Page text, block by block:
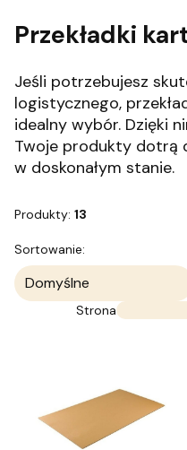
Przekładki
Jeśli potrzebujesz
logistycznego,
idealny wybór. Dzięki
Twoje produkty dotrą
w doskonałym stanie.
Produkty: 13
Lista produktów
Sortowanie:
Domyślne
Strona